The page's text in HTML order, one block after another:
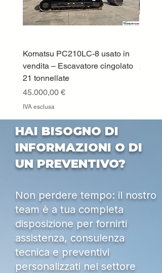
Komatsu PC210LC-8 usato in
vendita – Escavatore cingolato
21 tonnellate
Prezzo
45.000,00 €
IVA esclusa
Prezzo
HAI BISOGNO DI
INFORMAZIONI O DI
UN PREVENTIVO?
Non perdere tempo: il nostro
team è a tua completa
disposizione per fornirti
assistenza, consulenza
tecnica e preventivi
personalizzati nel settore